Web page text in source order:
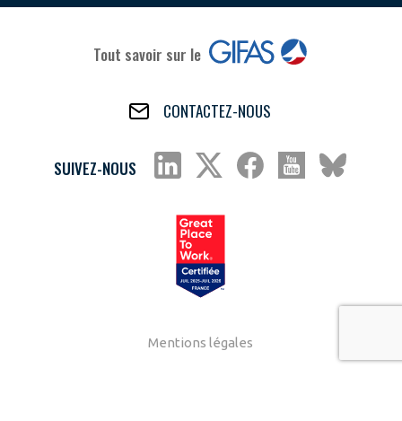
Tout savoir sur le
CONTACTEZ-NOUS
SUIVEZ-NOUS
Mentions légales